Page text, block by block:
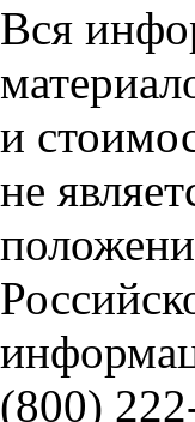
Вся
и
не
(800)